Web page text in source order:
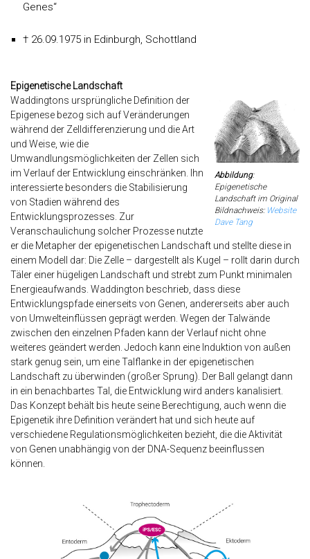
Genes“
† 26.09.1975 in Edinburgh, Schottland
Epigenetische Landschaft
Abbildung:
Epigenetische
Landschaft im Original
Bildnachweis: Website
Dave Tang
Waddingtons ursprüngliche Definition der
Epigenese bezog sich auf Veränderungen
während der Zelldifferenzierung und die Art
und Weise, wie die
Umwandlungsmöglichkeiten der Zellen sich
im Verlauf der Entwicklung einschränken. Ihn
interessierte besonders die Stabilisierung
von Stadien während des
Entwicklungsprozesses. Zur
Veranschaulichung solcher Prozesse nutzte
er die Metapher der epigenetischen Landschaft und stellte diese in
einem Modell dar: Die Zelle – dargestellt als Kugel – rollt darin durch
Täler einer hügeligen Landschaft und strebt zum Punkt minimalen
Energieaufwands. Waddington beschrieb, dass diese
Entwicklungspfade einerseits von Genen, andererseits aber auch
von Umwelteinflüssen geprägt werden. Wegen der Talwände
zwischen den einzelnen Pfaden kann der Verlauf nicht ohne
weiteres geändert werden. Jedoch kann eine Induktion von außen
stark genug sein, um eine Talflanke in der epigenetischen
Landschaft zu überwinden (großer Sprung). Der Ball gelangt dann
in ein benachbartes Tal, die Entwicklung wird anders kanalisiert.
Das Konzept behält bis heute seine Berechtigung, auch wenn die
Epigenetik ihre Definition verändert hat und sich heute auf
verschiedene Regulationsmöglichkeiten bezieht, die die Aktivität
von Genen unabhängig von der DNA-Sequenz beeinflussen
können.